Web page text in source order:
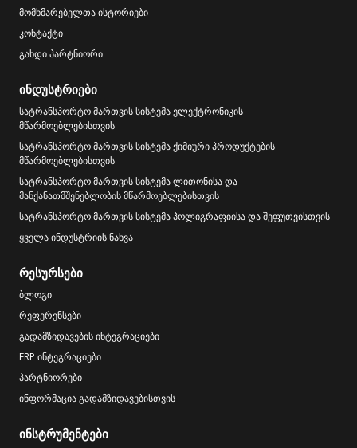
მომხმარებელთა ისტორიები
კონტაქტი
გახდი პარტნიორი
ინდუსტრიები
სატრანსპორტო მართვის სისტემა ელექტრონიკის
მწარმოებლებისთვის
სატრანსპორტო მართვის სისტემა ქიმიური პროდუქტების
მწარმოებლებისთვის
სატრანსპორტო მართვის სისტემა ლითონისა და
მანქანათმშენებლობის მწარმოებლებისთვის
სატრანსპორტო მართვის სისტემა პოლიგრაფიისა და შეფუთვისთვის
ყველა ინდუსტრიის ნახვა
რესურსები
ბლოგი
რეფერენსები
გადამზიდავების ინტეგრაციები
ERP ინტეგრაციები
პარტნიორები
ინფორმაცია გადამზიდავებისთვის
ინსტრუმენტები